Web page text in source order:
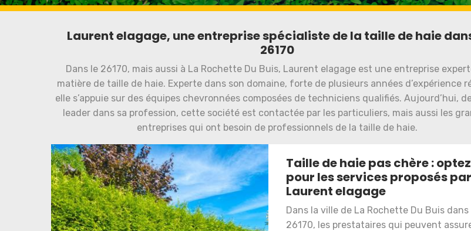
Laurent elagage, une entreprise spécialiste de la taille de haie
26170
Dans le 26170, mais aussi à La Rochette Du Buis, Laurent elagage est une entreprise
matière de taille de haie. Experte dans son domaine, forte de plusieurs années d’expérience
elle s’appuie sur des équipes chevronnées composées de techniciens qualifiés. Aujourd’hui,
leader dans sa profession, cette société est contactée par les particuliers, mais aussi les
entreprises qui ont besoin de professionnels de la taille de haie.
Taille de haie pas chère : optez
pour les services proposés par
Laurent elagage
Dans la ville de La Rochette Du Buis dans
26170, les prestataires qui peuvent